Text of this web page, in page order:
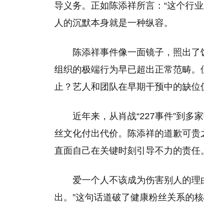
导义务。正如陈添祥所言：“这个行
人的沉默本身就是一种纵容。
陈添祥事件像一面镜子，照出了
组织的极端行为早已超出正常范畴
止？艺人和团队在早期干预中的缺位
近年来，从肖战“227事件”到多
丝文化付出代价。陈添祥的道歉可
直面自己在关键时刻引导不力的责任。
爱一个人不该成为伤害别人的
出。”这句话道破了健康粉丝关系的